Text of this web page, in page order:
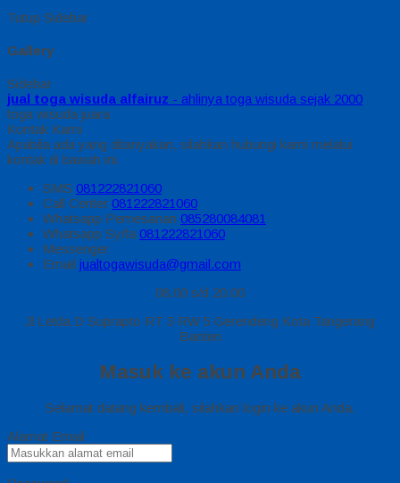
Tutup Sidebar
Gallery
Sidebar
jual toga wisuda alfairuz - ahlinya toga wisuda sejak 2000
toga wisuda juara
Kontak Kami
Apabila ada yang ditanyakan, silahkan hubungi kami melalui
kontak di bawah ini.
SMS 081222821060
Call Center 081222821060
Whatsapp Pemesanan 085280084081
Whatsapp Syifa 081222821060
Messenger
Email jualtogawisuda@gmail.com
08.00 s/d 20.00
Jl Letda D Suprapto RT 3 RW 5 Gerendeng Kota Tangerang
Banten
Masuk ke akun Anda
Selamat datang kembali, silahkan login ke akun Anda.
Alamat Email